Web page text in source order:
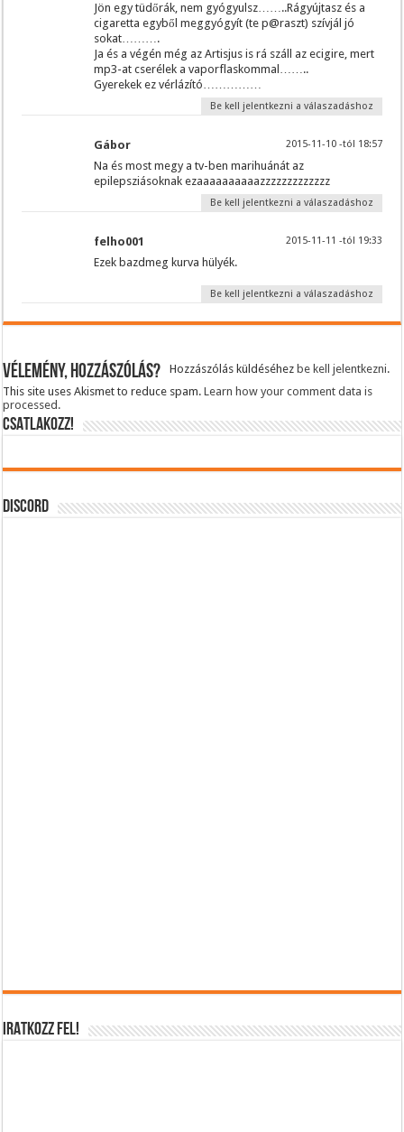
Jön egy tüdőrák, nem gyógyulsz……..Rágyújtasz és a
cigaretta egyből meggyógyít (te p@raszt) szívjál jó
sokat……….
Ja és a végén még az Artisjus is rá száll az ecigire, mert
mp3-at cserélek a vaporflaskommal……..
Gyerekek ez vérlázító……………
Be kell jelentkezni a válaszadáshoz
Gábor 2015-11-10 -tól 18:57
Na és most megy a tv-ben marihuánát az
epilepsziásoknak ezaaaaaaaaaazzzzzzzzzzzzz
Be kell jelentkezni a válaszadáshoz
felho001 2015-11-11 -tól 19:33
Ezek bazdmeg kurva hülyék.
Be kell jelentkezni a válaszadáshoz
Vélemény, hozzászólás? Hozzászólás küldéséhez be kell jelentkezni.
This site uses Akismet to reduce spam.Learn how your comment data is
processed.
CSATLAKOZZ!
DISCORD
IRATKOZZ FEL!